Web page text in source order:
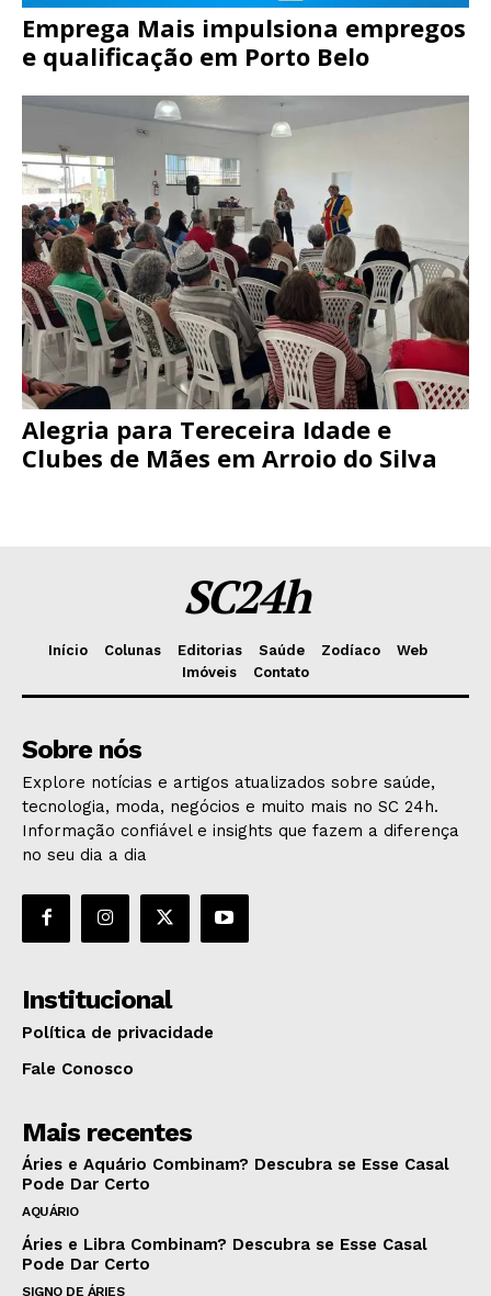
Emprega Mais impulsiona empregos
e qualificação em Porto Belo
Alegria para Tereceira Idade e
Clubes de Mães em Arroio do Silva
SC24h
Início Colunas Editorias Saúde Zodíaco
Web
Imóveis
Contato
Sobre nós
Explore notícias e artigos atualizados sobre saúde,
tecnologia, moda, negócios e muito mais no SC 24h.
Informação confiável e insights que fazem a diferença
no seu dia a dia
Institucional
Política de privacidade
Fale Conosco
Mais recentes
Áries e Aquário Combinam? Descubra se Esse Casal
Pode Dar Certo
AQUÁRIO
Áries e Libra Combinam? Descubra se Esse Casal
Pode Dar Certo
SIGNO DE ÁRIES